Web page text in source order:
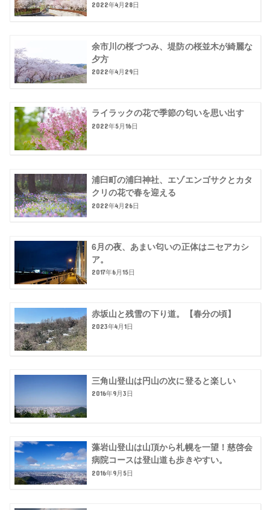
2022年4月28日
余市川の桜づつみ、堤防の桜並木が綺麗な
夕方
2022年4月29日
ライラックの花で季節の匂いを思い出す
2022年5月16日
浦臼町の浦臼神社、エゾエンゴサクとカタ
クリの花で春を迎える
2022年4月26日
6月の夜、あまい匂いの正体はニセアカシ
ア。
2017年6月15日
赤坂山と残雪の下り道。【春分の頃】
2023年4月1日
三角山登山は円山の次に登ると楽しい
2016年9月3日
藻岩山登山は山頂から札幌を一望！慈啓会
病院コースは登山道も歩きやすい。
2016年9月5日